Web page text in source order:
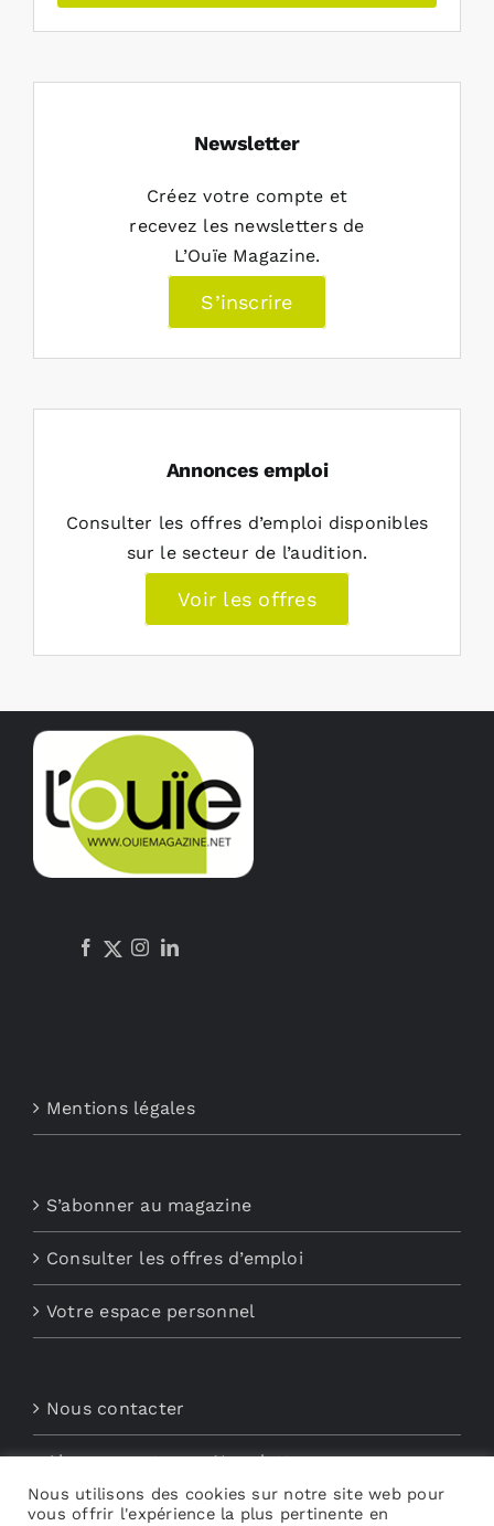
Newsletter
Créez votre compte et
recevez les newsletters de
L’Ouïe Magazine.
S’inscrire
Annonces emploi
Consulter les offres d’emploi disponibles
sur le secteur de l’audition.
Voir les offres
Mentions légales
S’abonner au magazine
Consulter les offres d’emploi
Votre espace personnel
Nous contacter
Abonnements aux Newsletters
Découvrez My Audio
Nous utilisons des cookies sur notre site web pour
vous offrir l'expérience la plus pertinente en